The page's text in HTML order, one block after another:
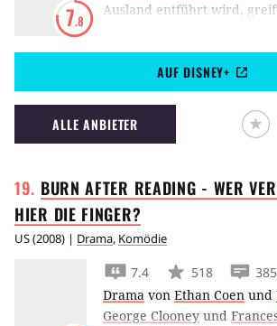
7.8
Ausland entführt wird,
aus den Fängen von
befreien.AUF DISNEY+
ALLE ANBIETER
BURN AFTER READING - WER
HIER DIE FINGER?
US(2008) | Drama, Komödie
7.4 518
385
Drama von Ethan Coen und
George Clooney und